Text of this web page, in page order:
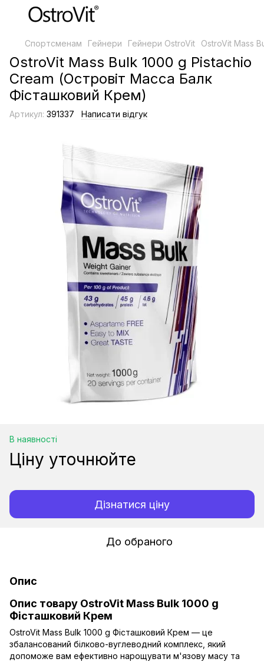
Спортсменам Гейнери Гейнери OstroVit OstroVit Mass
OstroVit Mass Bulk 1000 g Pistachio
Cream (Островіт Масса Балк
Фісташковий Крем)
Артикул: 391337 Написати відгук
В наявності
Ціну уточнюйте
Дізнатися ціну
До обраного
Опис
Опис товару OstroVit Mass Bulk 1000 g
Фісташковий Крем
OstroVit Mass Bulk 1000 g Фісташковий Крем — це
збалансований білково-вуглеводний комплекс, який
допоможе вам ефективно нарощувати м'язову масу та